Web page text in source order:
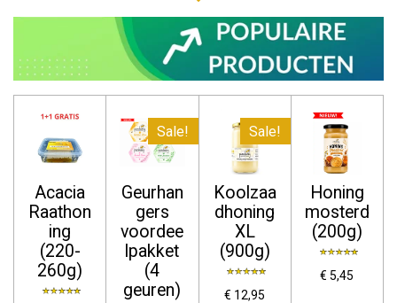
Acacia
Raathon
ing
(220-
260g)
Sale!
Geurhan
gers
voordee
lpakket
(4
geuren)
Sale!
Koolzaa
dhoning
XL
(900g)
€ 12,95
Honing
mosterd
(200g)
€ 5,45